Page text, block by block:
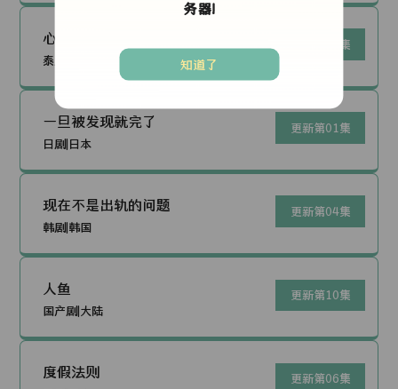
心动禁止
泰剧|泰国
更新第07集
一旦被发现就完了
日剧|日本
更新第01集
现在不是出轨的问题
韩剧|韩国
更新第04集
人鱼
国产剧|大陆
更新第10集
度假法则 更新第06集
务器!
知道了